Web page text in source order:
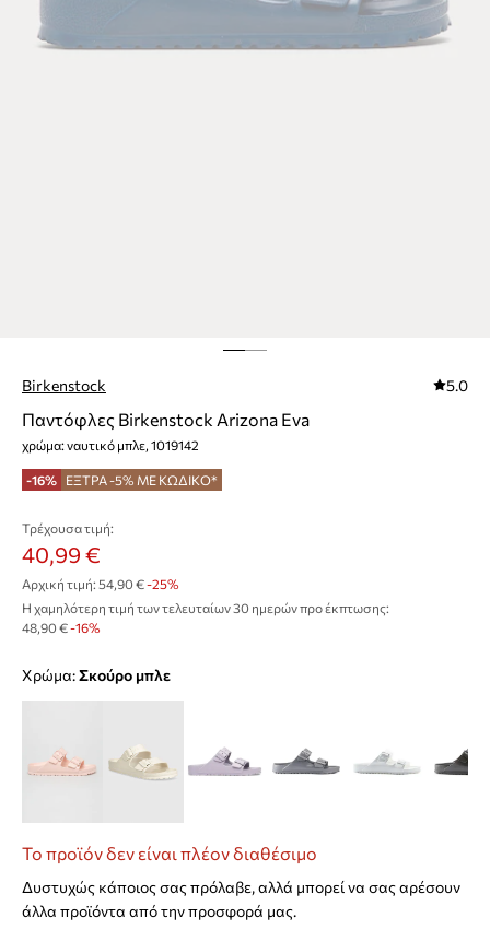
Birkenstock 5.0
Παντόφλες Birkenstock Arizona Eva
χρώμα: ναυτικό μπλε, 1019142
-16% ΕΞΤΡΑ -5% ΜΕ ΚΩΔΙΚΟ*
Τρέχουσα τιμή:
40,99 €
Αρχική τιμή: 54,90 €-25%
Η χαμηλότερη τιμή των τελευταίων 30 ημερών προ έκπτωσης:
48,90 € -16%
Χρώμα: σκούρο μπλε
Το προϊόν δεν είναι πλέον διαθέσιμο
Δυστυχώς κάποιος σας πρόλαβε, αλλά μπορεί να σας αρέσουν
άλλα προϊόντα από την προσφορά μας.